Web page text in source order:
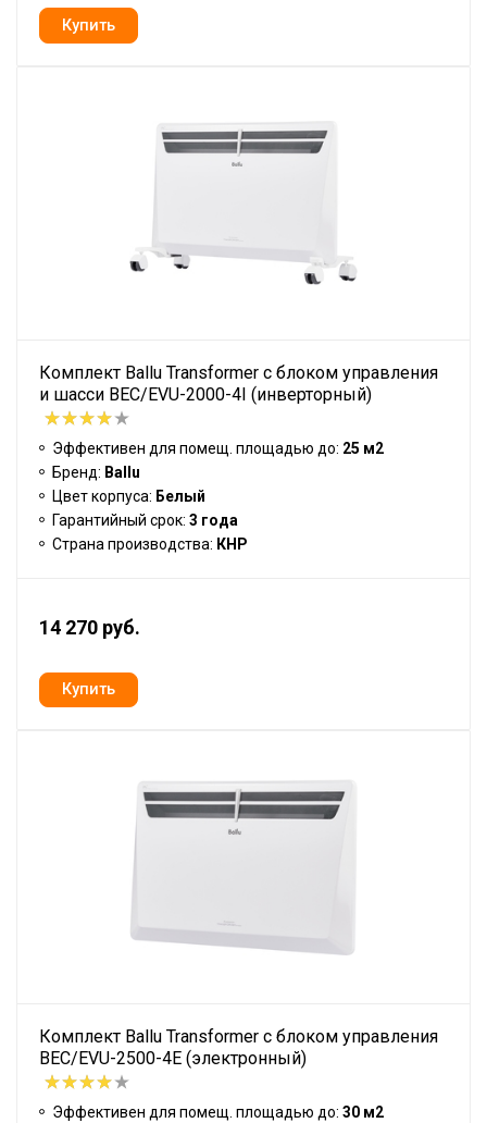
Комплект Ballu Transformer с блоком управления
и шасси BEC/EVU-2000-4I (инверторный)
Эффективен для помещ. площадью до: 25 м2
Бренд: Ballu
Цвет корпуса: Белый
Гарантийный срок: 3 года
Страна производства: КНР
14 270 руб.
Комплект Ballu Transformer с блоком управления
BEC/EVU-2500-4E (электронный)
Эффективен для помещ. площадью до: 30 м2